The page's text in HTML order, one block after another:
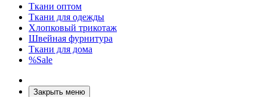
Ткани оптом
Ткани для одежды
Хлопковый трикотаж
Швейная фурнитура
Ткани для дома
%Sale
Закрыть меню